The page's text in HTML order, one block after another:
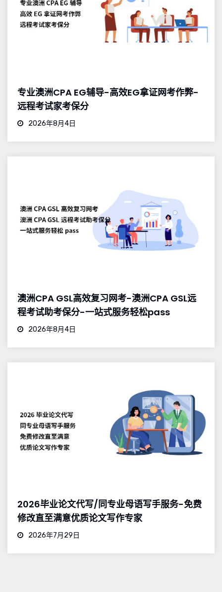
专业澳洲CPA EG辅导-高效EG拿证网考作弊-
远程考试家考保分
2026年8月4日
澳洲CPA GSL高效复习网考-澳洲CPA GSL远
程考试助考保分-一站式服务轻松pass
2026年8月4日
2026毕业论文代写/同专业母语写手服务-免费
修改直至满意优质论文写作专家
2026年7月29日